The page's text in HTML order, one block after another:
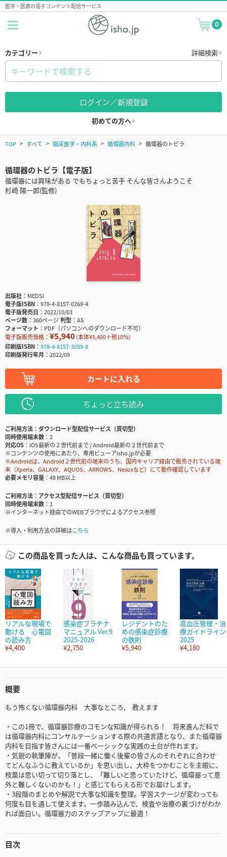
医学・医療の電子コンテンツ配信サービス
0
カテゴリー 詳細検索
ログイン／新規登録
初めての方へ
TOP すべて 臨床医学・内科系 循環器内科 循環器のトビラ
循環器のトビラ【電子版】
循環器には興味がある でもちょっと苦手 そんな皆さんようこそ
杉崎 陽一郎(監修)
出版社
MEDSi
電子版ISBN
978-4-8157-0269-4
電子版発売日
2022/10/03
ページ数
360ページ判型
A5
フォーマット
PDF（パソコンへのダウンロード不可）
電子版販売価格： ¥5,940(本体¥5,400＋税10％)
印刷版ISBN
978-4-8157-3059-8
印刷版発行年月
2022/09
カートに入れる
ちょっと立ち読み
ご利用方法
ダウンロード型配信サービス（買切型）
同時使用端末数
2
対応OS
iOS最新の２世代前まで / Android最新の２世代前まで
※コンテンツの使用にあたり、専用ビューアisho.jpが必要
※Androidは、Android２世代前の端末のうち、国内キャリア経由で販売されている端
末（Xperia、GALAXY、AQUOS、ARROWS、Nexusなど）にて動作確認しています
必要メモリ容量
48 MB以上
ご利用方法
アクセス型配信サービス（買切型）
同時使用端末数
1
※インターネット経由でのWEBブラウザによるアクセス参照
※導入・利用方法の詳細はこちら
この商品を買った人は、こんな商品も買っています。
リアルな現場で
動ける 心電図
の読み方
¥4,400
感染症プラチナ
マニュアル Ver.9
2025-2026
¥2,750
レジデントのた
めの感染症診療
の鉄則
¥5,940
高血圧管理・治
療ガイドライン
2025
¥4,180
概要
もう怖くない循環器内科 大事なところ, 教えます
・この1冊で、循環器診療のコモンな知識が得られる！ 将来進んだ科で
は循環器内科にコンサルテーションする際の共通言語となり、また循環器
内科を目指す皆さんには一番ベーシックな実践の土台が作れます。
・気鋭の執筆陣が、「普段一緒に働く後輩の皆さんのそれぞれに合わせ
てどんなふうに教えているか」を思い出し、大枠をつかむことを主眼に、
枝葉は思い切って切り落とし、「難しいと思っていたけど、循環器って意
外と難しくないのかも！」と感じてもらえる形でお届けします。
・3段階のまとめや解説で大事な知識を整理。学習ステージが変わっても
何度も目を通して使えます。一歩踏み込んで、検査や治療の裏づけがわか
れば面白い。循環器力のステップアップに最適！
目次